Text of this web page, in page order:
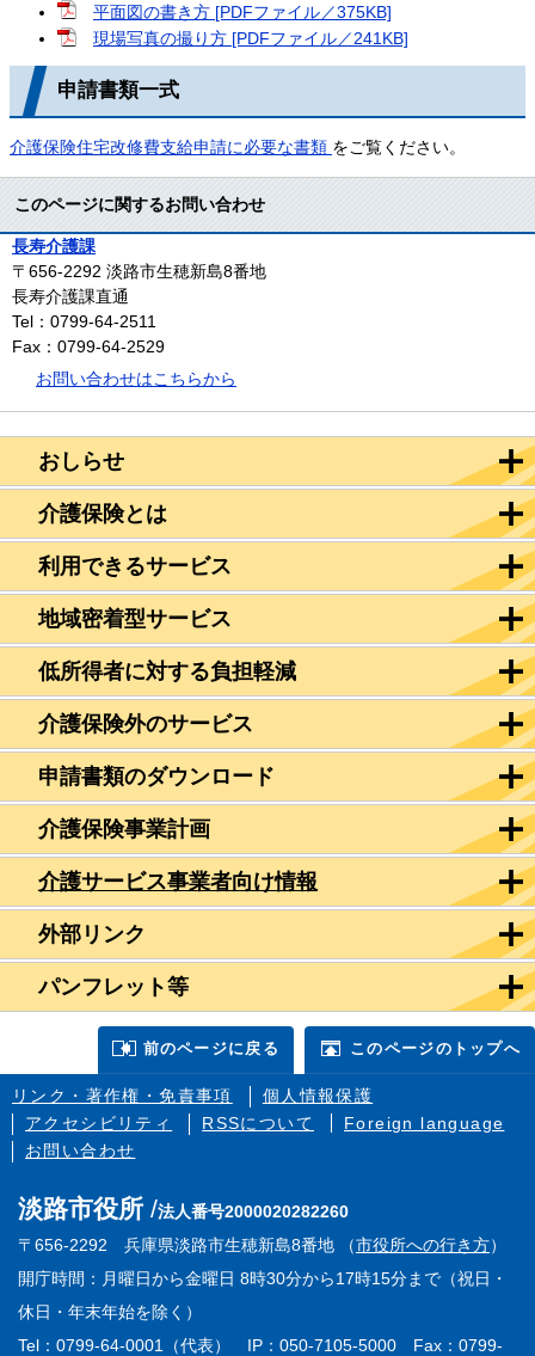
おしらせ
介護保険とは
利用できるサービス
地域密着型サービス
低所得者に対する負担軽減
介護保険外のサービス
申請書類のダウンロード
介護保険事業計画
介護サービス事業者向け情報
外部リンク
パンフレット等
平面図の書き方 [PDFファイル／375KB]
現場写真の撮り方 [PDFファイル／241KB]
申請書類一式
介護保険住宅改修費支給申請に必要な書類 をご覧ください。
このページに関するお問い合わせ
長寿介護課
〒656-2292 淡路市生穂新島8番地
長寿介護課直通
Tel：0799-64-2511
Fax：0799-64-2529
お問い合わせはこちらから
前のページに戻る このページのトップへ
リンク・著作権・免責事項
個人情報保護
アクセシビリティ
RSSについて
Foreign language
お問い合わせ
淡路市役所
法人番号2000020282260
〒656-2292 兵庫県淡路市生穂新島8番地 （市役所への行き方）
開庁時間：月曜日から金曜日 8時30分から17時15分まで（祝日・
休日・年末年始を除く）
Tel：0799-64-0001（代表） IP：050-7105-5000 Fax：0799-